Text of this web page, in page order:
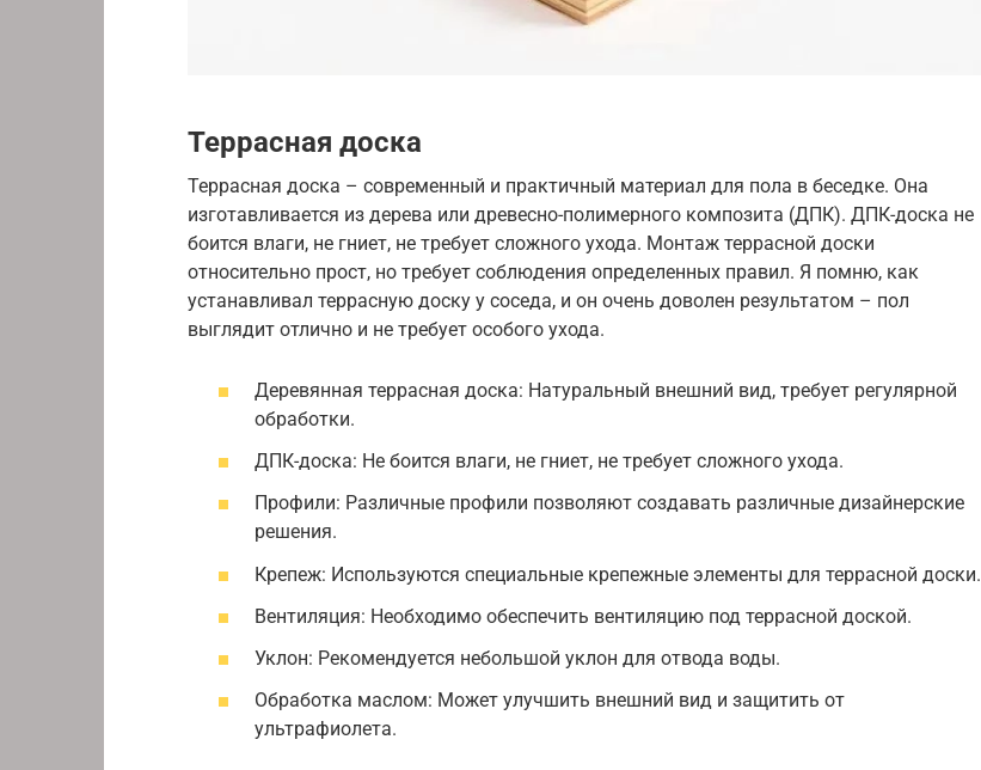
Террасная доска
Террасная доска – современный и практичный материал для пола в беседке. Она
изготавливается из дерева или древесно-полимерного композита (ДПК). ДПК-доска не
боится влаги, не гниет, не требует сложного ухода. Монтаж террасной доски
относительно прост, но требует соблюдения определенных правил. Я помню, как
устанавливал террасную доску у соседа, и он очень доволен результатом – пол
выглядит отлично и не требует особого ухода.
Деревянная террасная доска: Натуральный внешний вид, требует регулярной
обработки.
ДПК-доска: Не боится влаги, не гниет, не требует сложного ухода.
Профили: Различные профили позволяют создавать различные дизайнерские
решения.
Крепеж: Используются специальные крепежные элементы для террасной доски.
Вентиляция: Необходимо обеспечить вентиляцию под террасной доской.
Уклон: Рекомендуется небольшой уклон для отвода воды.
Обработка маслом: Может улучшить внешний вид и защитить от
ультрафиолета.